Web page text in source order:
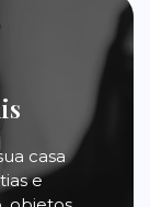
casa
e